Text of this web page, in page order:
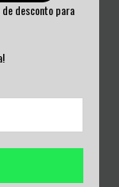
desconto para